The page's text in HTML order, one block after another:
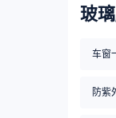
玻
车窗
防紫